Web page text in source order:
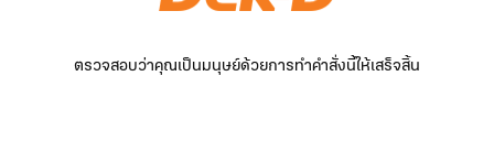
ตรวจสอบว่าคุณเป็นมนุษย์ด้วยการทำคำสั่งนี้ให้เสร็จสิ้น